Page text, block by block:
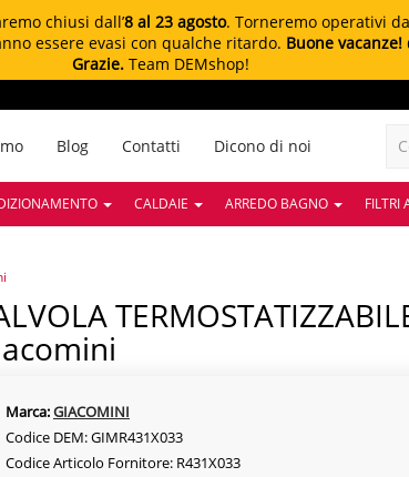
chiusi dall’8 al 23 agosto. Torneremo operativi
essere evasi con qualche ritardo. Buone vacanze!
Grazie. Team DEMshop!
Blog Contatti Dicono di noi
CALDAIE ARREDO BAGNO FILTRI
Marca:GIACOMINI
Codice DEM: GIMR431X033
Codice Articolo Fornitore: R431X033